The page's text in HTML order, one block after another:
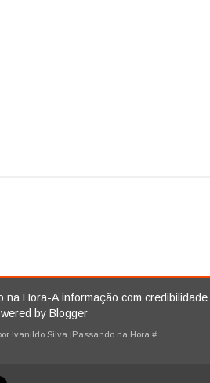
na Hora-A informação com credibilidade
by Blogger
Ivanildo Silva |Passando na Hora #